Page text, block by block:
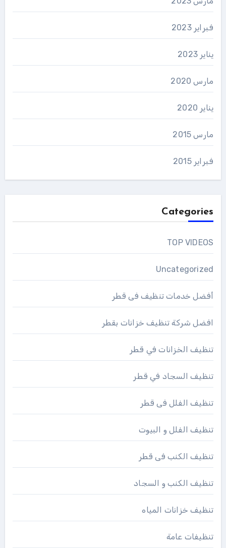
فبراير 2023
يناير 2023
مارس 2020
يناير 2020
مارس 2015
فبراير 2015
Categories
TOP VIDEOS
Uncategorized
أفضل خدمات تنظيف فى قطر
افضل شركة تنظيف خزانات بقطر
تنظيف الخزانات في قطر
تنظيف السجاد في قطر
تنظيف الفلل فى قطر
تنظيف الفلل و البيوت
تنظيف الكنب فى قطر
تنظيف الكنب و السجاد
تنظيف خزانات المياه
تنظيفات عامة